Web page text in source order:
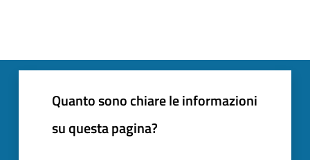
Quanto sono chiare le informazioni
su questa pagina?